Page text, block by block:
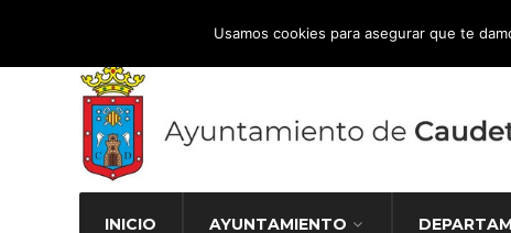
Atención Ciudadana 965 827 000
INICIO AYUNTAMIENTO
Usamos cookies para asegurar que te